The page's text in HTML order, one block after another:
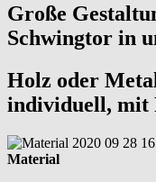
Große
Schwingtor in
Holz oder
individuell, mit
Material